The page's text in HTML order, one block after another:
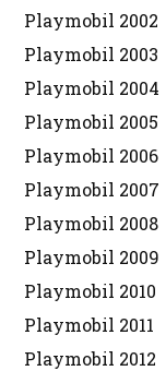
Playmobil 2002
Playmobil 2003
Playmobil 2004
Playmobil 2005
Playmobil 2006
Playmobil 2007
Playmobil 2008
Playmobil 2009
Playmobil 2010
Playmobil 2011
Playmobil 2012